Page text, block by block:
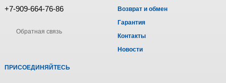
+7-909-664-76-86
Обратная связь
Возврат и обмен
Гарантия
Контакты
Новости
ПРИСОЕДИНЯЙТЕСЬ